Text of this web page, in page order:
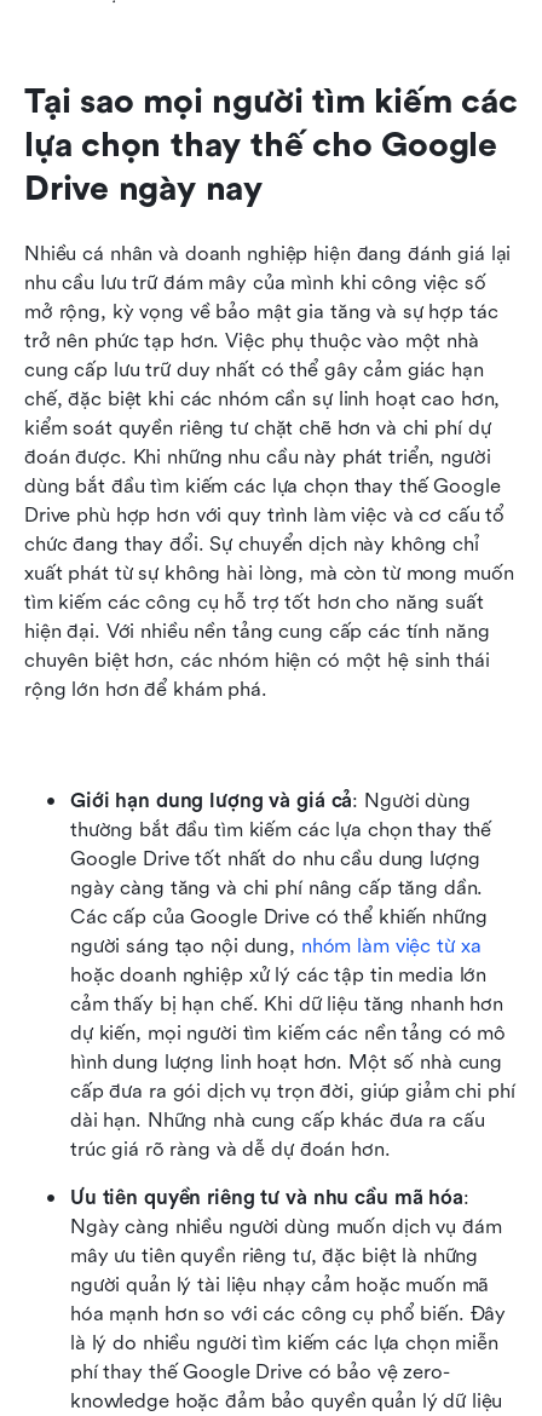
Tại sao mọi người tìm kiếm các
lựa chọn thay thế cho Google
Drive ngày nay
Nhiều cá nhân và doanh nghiệp hiện đang đánh giá lại
nhu cầu lưu trữ đám mây của mình khi công việc số
mở rộng, kỳ vọng về bảo mật gia tăng và sự hợp tác
trở nên phức tạp hơn. Việc phụ thuộc vào một nhà
cung cấp lưu trữ duy nhất có thể gây cảm giác hạn
chế, đặc biệt khi các nhóm cần sự linh hoạt cao hơn,
kiểm soát quyền riêng tư chặt chẽ hơn và chi phí dự
đoán được. Khi những nhu cầu này phát triển, người
dùng bắt đầu tìm kiếm các lựa chọn thay thế Google
Drive phù hợp hơn với quy trình làm việc và cơ cấu tổ
chức đang thay đổi. Sự chuyển dịch này không chỉ
xuất phát từ sự không hài lòng, mà còn từ mong muốn
tìm kiếm các công cụ hỗ trợ tốt hơn cho năng suất
hiện đại. Với nhiều nền tảng cung cấp các tính năng
chuyên biệt hơn, các nhóm hiện có một hệ sinh thái
rộng lớn hơn để khám phá.
Giới hạn dung lượng và giá cả: Người dùng
thường bắt đầu tìm kiếm các lựa chọn thay thế
Google Drive tốt nhất do nhu cầu dung lượng
ngày càng tăng và chi phí nâng cấp tăng dần.
Các cấp của Google Drive có thể khiến những
người sáng tạo nội dung, nhóm làm việc từ xa
hoặc doanh nghiệp xử lý các tập tin media lớn
cảm thấy bị hạn chế. Khi dữ liệu tăng nhanh hơn
dự kiến, mọi người tìm kiếm các nền tảng có mô
hình dung lượng linh hoạt hơn. Một số nhà cung
cấp đưa ra gói dịch vụ trọn đời, giúp giảm chi phí
dài hạn. Những nhà cung cấp khác đưa ra cấu
trúc giá rõ ràng và dễ dự đoán hơn.
Ưu tiên quyền riêng tư và nhu cầu mã hóa:
Ngày càng nhiều người dùng muốn dịch vụ đám
mây ưu tiên quyền riêng tư, đặc biệt là những
người quản lý tài liệu nhạy cảm hoặc muốn mã
hóa mạnh hơn so với các công cụ phổ biến. Đây
là lý do nhiều người tìm kiếm các lựa chọn miễn
phí thay thế Google Drive có bảo vệ zero-
knowledge hoặc đảm bảo quyền quản lý dữ liệu